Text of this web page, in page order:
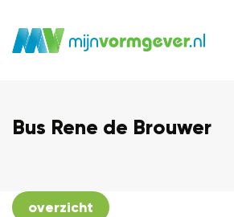
Bus Rene de Brouwer
overzicht